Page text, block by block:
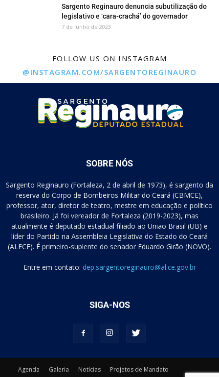
Sargento Reginauro denuncia subutilização do
legislativo e ‘cara-crachá’ do governador
7 de junho de 2023
FOLLOW US ON INSTAGRAM
@INSTAGRAM.COM/SARGENTOREGINAURO
SOBRE NÓS
Sargento Reginauro (Fortaleza, 2 de abril de 1973), é sargento da
reserva do Corpo de Bombeiros Militar do Ceará (CBMCE),
professor, ator, diretor de teatro, mestre em educação e político
brasileiro. Já foi vereador de Fortaleza (2019-2023), mas
atualmente é deputado estadual filiado ao União Brasil (UB) e
líder do Partido na Assembleia Legislativa do Estado do Ceará
(ALECE). É primeiro-suplente do senador Eduardo Girão (NOVO).
Entre em contato: dep.sargentoreginauro@al.ce.gov.br
SIGA-NOS
Agenda Galeria Notícias
Projetos de Mandato